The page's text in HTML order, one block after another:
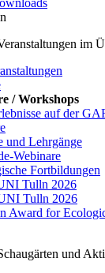
im
/ Workshops
auf der
und Lehrgänge
Webinare
Fortbildungen
Tulln 2026
Tulln 2026
Award for
und